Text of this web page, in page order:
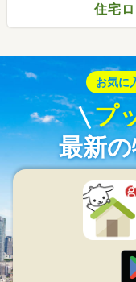
住宅
お気に
プ
最新